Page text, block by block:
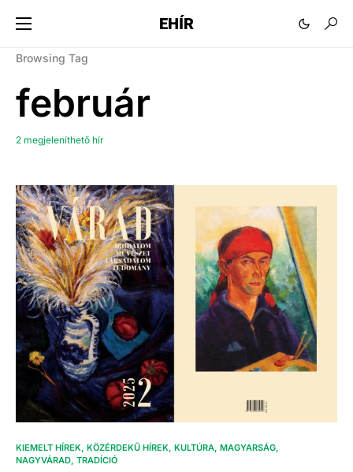
EHÍR
Browsing Tag
február
2 megjeleníthető hír
KIEMELT HÍREK KÖZÉRDEKŰ HÍREK KULTÚRA MAGYARSÁG
NAGYVÁRAD TRADÍCIÓ